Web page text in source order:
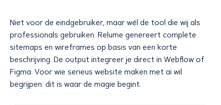
Niet voor de eindgebruiker, maar wél de tool die wij als
professionals gebruiken. Relume genereert complete
sitemaps en wireframes op basis van een korte
beschrijving. De output integreer je direct in Webflow of
Figma. Voor wie serieus website maken met ai wil
begrijpen: dit is waar de magie begint.